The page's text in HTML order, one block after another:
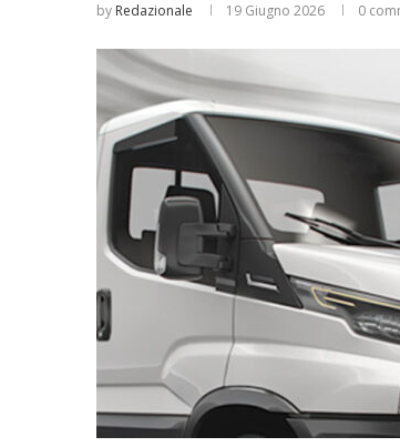
by Redazionale 19 Giugno 2026 0